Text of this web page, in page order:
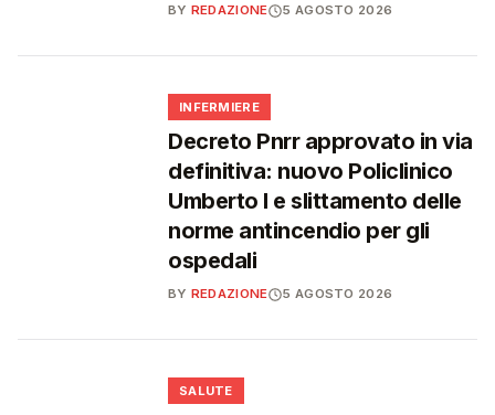
BY REDAZIONE 5 AGOSTO 2026
INFERMIERE
Decreto Pnrr approvato in via
definitiva: nuovo Policlinico
Umberto I e slittamento delle
norme antincendio per gli
ospedali
BY REDAZIONE 5 AGOSTO 2026
SALUTE